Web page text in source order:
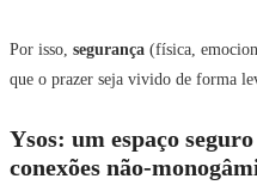
Por isso, segurança (física,
que o prazer seja vivido de forma
Ysos: um espaço
conexões não-